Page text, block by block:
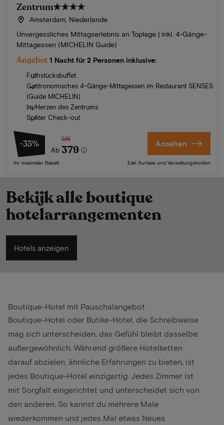
Zentrum★★★★
Amsterdam, Niederlande
Unvergessliches Mittagserlebnis an Toplage | inkl. 4-Gänge-
Mittagessen (MICHELIN Guide)
Angebot 1 Nacht für 2 Personen inklusive:
Frühstücksbuffet
Gastronomisches 4-Gänge-Mittagessen im Restaurant SENSES
(Guide MICHELIN)
Im Herzen des Zentrums
Später Check-out
-35%
Ab
581
379
Ihr maximaler Rabatt
Ansehen
Exkl. Kurtaxe und Verwaltungskosten
Bekijk alle boutique
hotelarrangementen
Hotels anzeigen
Boutique-Hotel mit Pauschalangebot
Boutique-Hotel oder Butike-Hotel, die Schreibweise
mag sich unterscheiden, das Gefühl bleibt dasselbe:
außergewöhnlich. Während größere Hotelketten
darauf abzielen, ähnliche Erfahrungen zu bieten, ist
jedes Boutique-Hotel einzigartig. Jedes Zimmer ist
mit Sorgfalt eingerichtet und unterscheidet sich von
den anderen. So kannst du mehrere Male
wiederkommen und jedes Mal etwas Neues